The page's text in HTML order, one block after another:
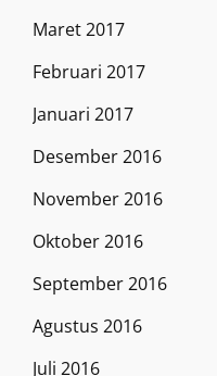
Maret 2017
Februari 2017
Januari 2017
Desember 2016
November 2016
Oktober 2016
September 2016
Agustus 2016
Juli 2016